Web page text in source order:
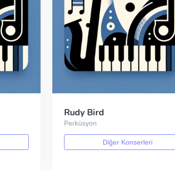
Rudy Bird
Perküsyon
Diğer Konserleri